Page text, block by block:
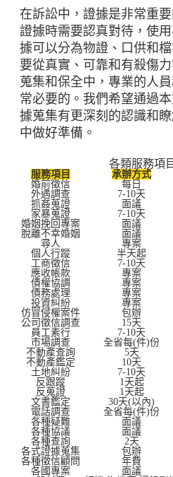
在訴訟中，證據是非常重
證據時需要認真對待，使
據可以分為物證、口供和
要從真實、可靠和有殺傷
蒐集和保全中，專業的人
常必要的。我們希望通過
據蒐集有更深刻的認識和
中做好準備。
各類服務項
服務項目 承辦方式
婚前徵信
每日
外遇調查
7-10天
抓姦蒐證
面議
家暴蒐證
7-10天
婚姻挽回專案
面議
脫離不幸婚姻
面議
尋人
專案
個人行蹤
半天起
工商徵信
7-10天
應收帳款
專案
債權協調
專案
債務處理
專案
投資糾紛
專案
仿冒侵權案件
包辦
公司徵信調查
15天
員工素行
7-10天
市場調查
全省每(件)份
不動產查詢
5天
不動產鑑定
10天
土地糾紛
7-10天
反跟蹤
1天起
反蒐證
1天起
文書鑑定
30天(以內)
電話調查
全省每(件)份
各種疑難
面議
各種協議
面議
各種查詢
2天
各式證據蒐集
包辦
各種徵信顧問
年費
各國專案
面議